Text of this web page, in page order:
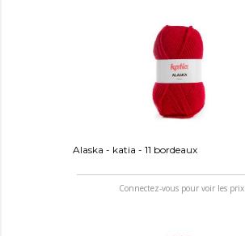
Alaska - katia - 11 bordeaux
Connectez-vous pour voir les prix